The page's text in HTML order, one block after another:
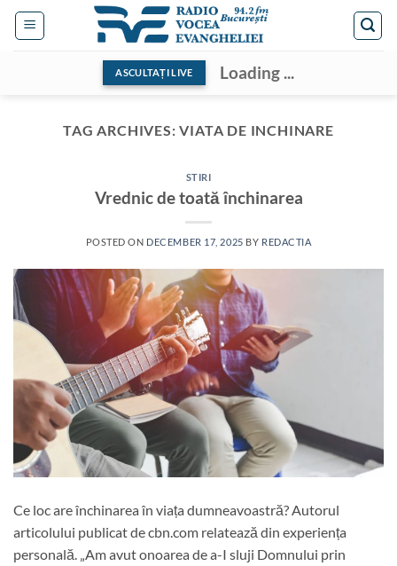
Skip
ASCULTAȚI LIVE Loading ...
TAG ARCHIVES:VIATA DE INCHINARE
STIRI
Vrednic de toată închinarea
POSTED ON DECEMBER 17, 2025 BY REDACTIA
Ce loc are închinarea în viața dumneavoastră? Autorul
articolului publicat de cbn.com relatează din experiența
personală. „Am avut onoarea de a-I sluji Domnului prin